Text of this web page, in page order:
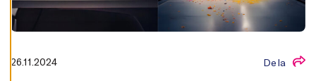
L
L
C
C26.11.2024 Dela